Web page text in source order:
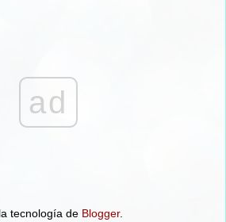
ad
tecnología de Blogger.